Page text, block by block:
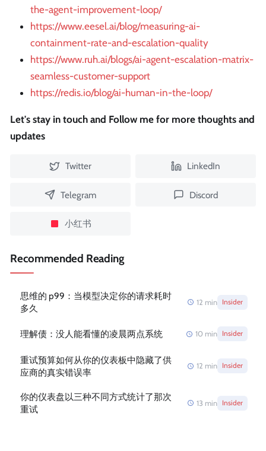
the-agent-improvement-loop/
https://www.eesel.ai/blog/measuring-ai-
containment-rate-and-escalation-quality
https://www.ruh.ai/blogs/ai-agent-escalation-matrix-
seamless-customer-support
https://redis.io/blog/ai-human-in-the-loop/
Let's stay in touch and Follow me for more thoughts and
updates
Twitter LinkedIn
Telegram Discord
小红书
Recommended Reading
思维的 p99：当模型决定你的请求耗时
多久
12 min Insider
理解债：没人能看懂的凌晨两点系统 10 min Insider
重试预算如何从你的仪表板中隐藏了供
应商的真实错误率
12 min Insider
你的仪表盘以三种不同方式统计了那次
重试
13 min Insider